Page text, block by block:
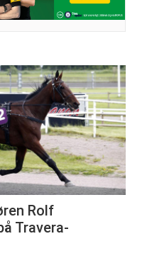
Rolf
Travera-